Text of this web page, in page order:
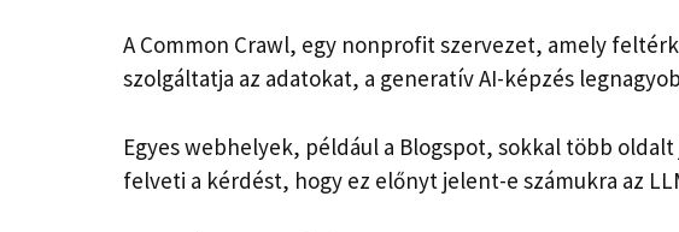
A Common Crawl, egy nonprofit szervezet, amely
szolgáltatja az adatokat, a generatív AI-képzés
Egyes webhelyek, például a Blogspot, sokkal több
felveti a kérdést, hogy ez előnyt jelent-e számukra az